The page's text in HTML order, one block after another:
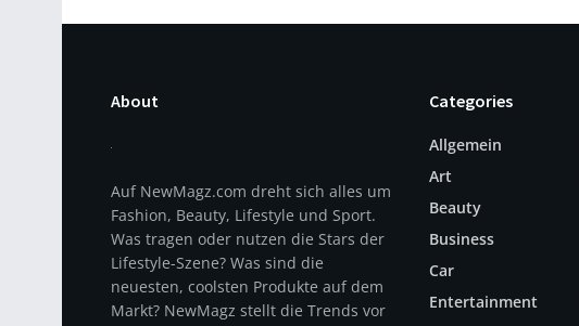
About
Auf NewMagz.com dreht sich alles um
Fashion, Beauty, Lifestyle und Sport.
Was tragen oder nutzen die Stars der
Lifestyle-Szene? Was sind die
neuesten, coolsten Produkte auf dem
Markt? NewMagz stellt die Trends vor
Categories
Allgemein
Art
Beauty
Business
Car
Entertainment